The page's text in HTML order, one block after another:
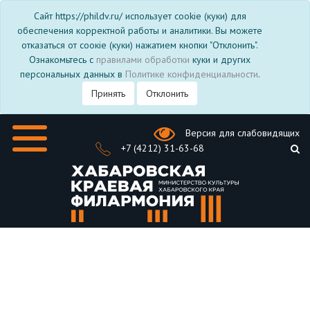
Сайт https://phildv.ru/ использует cookie (куки) для
обеспечения корректной работы и аналитики. Вы можете
отказаться от соокіе (куки) нажатием кнопки "Отклонить".
Ознакомьтесь с правилами обработки куки и других
персональных данных в Политике конфиденциальности.
Принять
Отклонить
Версия для слабовидящих
+7 (4212) 31-63-68